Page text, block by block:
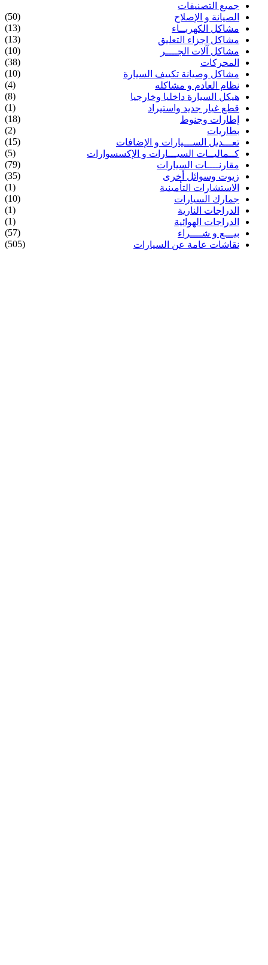
جميع التصنيفات
الصيانة و الإصلاح
(50)
مشاكل الكهربــاء
(13)
مشاكل اجزاء التعليق
(13)
مشاكل آلات الجــــر
(10)
المحركات
(38)
مشاكل وصيانة تكييف السيارة
(10)
نظام العادم و مشاكله
(4)
هيكل السيارة داخليا وخارجيا
(8)
قطع غيار جديد واستيراد
(1)
إطارات وجنوط
(18)
بطاريات
(2)
تعـــديل الســـيارات و الإضافات
(15)
كــماليــات السيـــارات و الإكسسوارات
(5)
مقارنــــات السيارات
(79)
زيوت وسوائل أخرى
(35)
الاستشارات التأمينية
(1)
جمارك السيارات
(10)
الدراجات النارية
(1)
الدراجات الهوائية
(1)
بيـــع و شــــراء
(57)
نقاشات عامة عن السيارات
(505)